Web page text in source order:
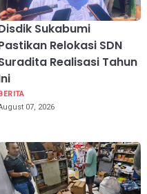
Sukabumi
Relokasi SDN
Realisasi Tahun
07, 2026